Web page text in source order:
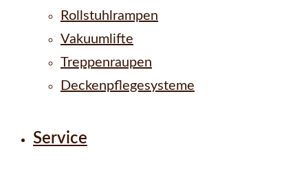
Rollstuhlrampen
Vakuumlifte
Treppenraupen
Deckenpflegesysteme
Service